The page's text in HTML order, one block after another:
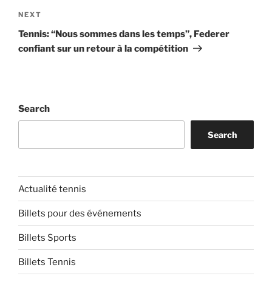
Next
Post
NEXT
Tennis: “Nous sommes dans les temps”, Federer
confiant sur un retour à la compétition
Search
Search
Actualité tennis
Billets pour des événements
Billets Sports
Billets Tennis